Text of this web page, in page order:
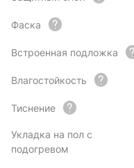
Фаска
Встроенная подложка
Влагостойкость
Тиснение
Укладка на пол с
подогревом